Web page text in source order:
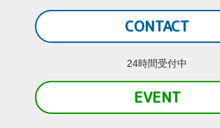
CONTACT
24時間受付中
EVENT